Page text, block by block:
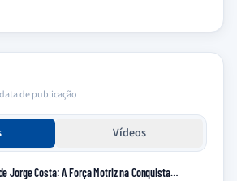
de publicação
Vídeos
Jorge Costa: A Força Motriz na Conquista…